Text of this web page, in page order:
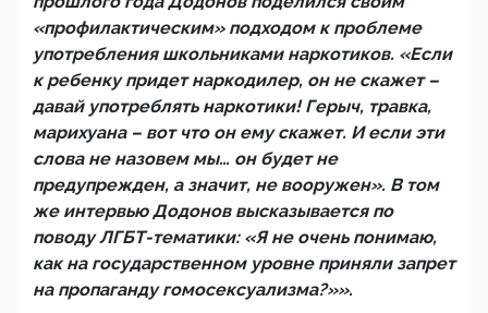
«профилактическим» подходом к проблеме
употребления школьниками наркотиков. «Если
к ребенку придет наркодилер, он не скажет –
давай употреблять наркотики! Герыч, травка,
марихуана – вот что он ему скажет. И если эти
слова не назовем мы… он будет не
предупрежден, а значит, не вооружен». В том
же интервью Додонов высказывается по
поводу ЛГБТ-тематики: «Я не очень понимаю,
как на государственном уровне приняли запрет
на пропаганду гомосексуализма?»».